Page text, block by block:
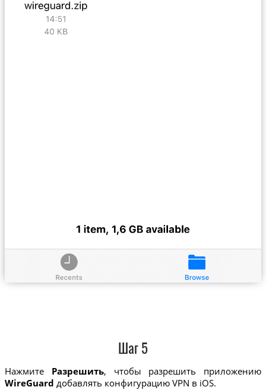
Шаг 5
Нажмите Разрешить, чтобы разрешить приложению
WireGuard добавлять конфигурацию VPN в iOS.